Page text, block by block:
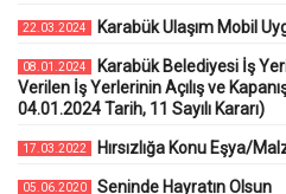
22.03.2024 Karabük Ulaşım Mobil
08.01.2024
Karabük Belediyesi İş
Verilen İş Yerlerinin Açılış ve
04.01.2024 Tarih, 11 Sayılı Kararı)
17.03.2022 Hırsızlığa Konu Eşya/
05.06.2020 Seninde Hayratın Olsun